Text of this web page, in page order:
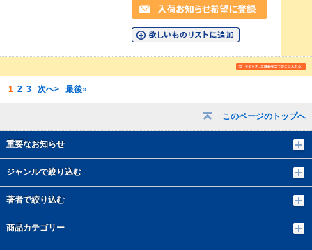
このページのトップへ
重要なお知らせ
ジャンルで絞り込む
著者で絞り込む
商品カテゴリー
1 2 3 次へ> 最後»